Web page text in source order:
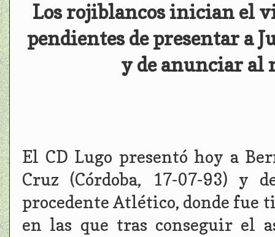
Los rojiblancos inician el
pendientes de presentar a
y de anunciar al
El CD Lugo presentó hoy a
Cruz (Córdoba, 17-07-93) y
procedente Atlético, donde fue
en las que tras conseguir el